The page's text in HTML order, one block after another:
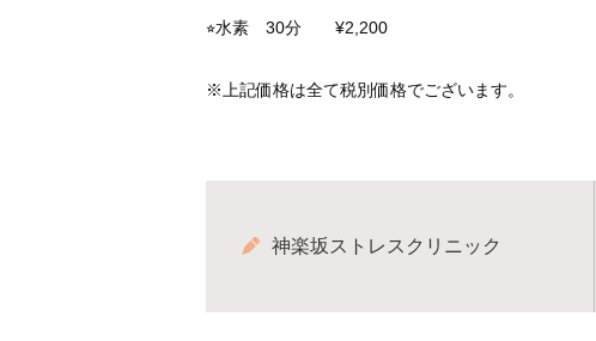
⭐︎水素 30分 ¥2,200
※上記価格は全て税別価格でございます。
神楽坂ストレスクリニック